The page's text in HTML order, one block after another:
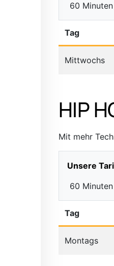
60
Tag
Mittwochs
HIP
Mit mehr
Unsere
60
Tag
Montags